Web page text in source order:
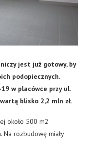
jest już gotowy, by
podopiecznych.
w placówce przy ul.
blisko 2,2 mln zł.
około 500 m2
rozbudowę miały